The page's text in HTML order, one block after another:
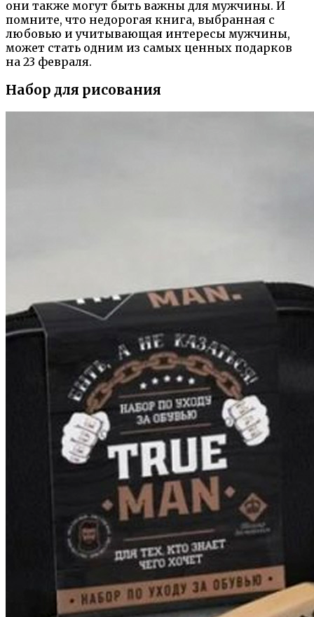
они также могут быть важны для мужчины. И
помните, что недорогая книга, выбранная с
любовью и учитывающая интересы мужчины,
может стать одним из самых ценных подарков
на 23 февраля.
Набор для рисования